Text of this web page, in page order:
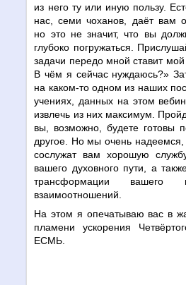
из него ту или иную пользу.
нас, семи чоханов, даёт вам
но это не значит, что вы
глубоко погружаться.
задачи передо мной ставит
В чём я сейчас нуждаюсь?»
на каком-то одном из наших
учениях, данных на этом
извлечь из них максимум.
вы, возможно, будете готовы
другое. Но мы очень надеемся,
сослужат вам хорошую
вашего духовного пути, а
трансформации вашего
взаимоотношений.
На этом я опечатываю вас в
пламени ускорения
ЕСМЬ.